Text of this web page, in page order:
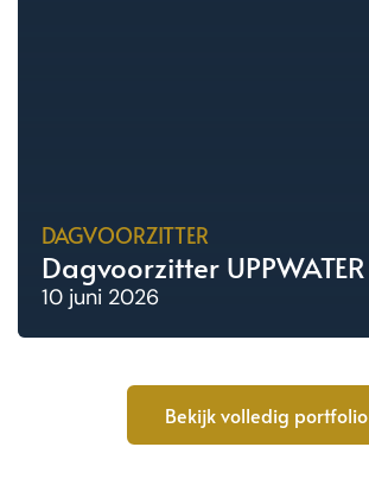
DAGVOORZITTER
Dagvoorzitter UPPWATER
10 juni 2026
Bekijk volledig portfolio